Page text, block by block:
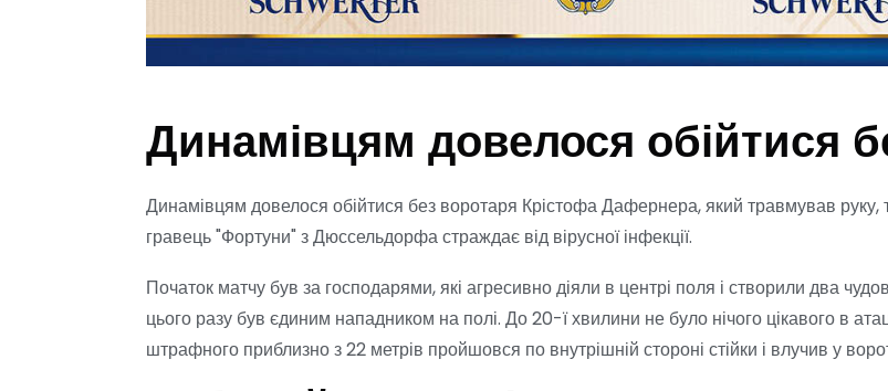
Динамівцям довелося обійтися
Динамівцям довелося обійтися без воротаря Крістофа Дафернера, який травмував
гравець "Фортуни" з Дюссельдорфа страждає від вірусної інфекції.
Початок матчу був за господарями, які агресивно діяли в центрі поля і створили два
цього разу був єдиним нападником на полі. До 20-ї хвилини не було нічого цікавого в
штрафного приблизно з 22 метрів пройшовся по внутрішній стороні стійки і влучив у